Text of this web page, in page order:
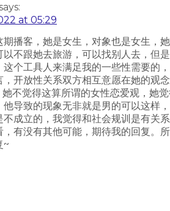
at 05:29
期播客，她是女生，对象也是女生，
以不跟她去旅游，可以找别人去，但
这个工具人来满足我的一些性需要的
，开放性关系双方相互意愿在她的观
不觉得这算所谓的女性恋爱观，她
他导致的现象无非就是男的可以这样
不成立的，我觉得和社会规训是有关
，有没有其他可能，期待我的回复。
~